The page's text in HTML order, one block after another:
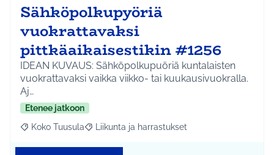
Sähköpolkupyöriä
vuokrattavaksi
pittkäaikaisestikin #1256
IDEAN KUVAUS: Sähköpolkupuöriä kuntalaisten
vuokrattavaksi vaikka viikko- tai kuukausivuokralla.
Aj…
Etenee jatkoon
Rajaa tulokset aihepiirin mukaan: Koko Tuusula
Koko Tuusula Rajaa tulokset teeman mukaan: Liikunta ja
Liikunta ja harrastukset